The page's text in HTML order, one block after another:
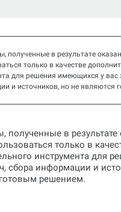
полученные в результате
только в качестве
для решения имеющихся у вас
и источников, но не являются
полученные в результате
только в
инструмента для
сбора информации и
решением.